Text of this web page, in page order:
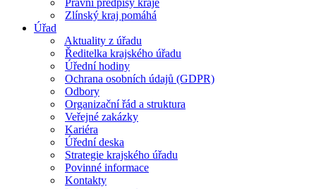
Právní předpisy kraje
Zlínský kraj pomáhá
Úřad
Aktuality z úřadu
Ředitelka krajského úřadu
Úřední hodiny
Ochrana osobních údajů (GDPR)
Odbory
Organizační řád a struktura
Veřejné zakázky
Kariéra
Úřední deska
Strategie krajského úřadu
Povinné informace
Kontakty